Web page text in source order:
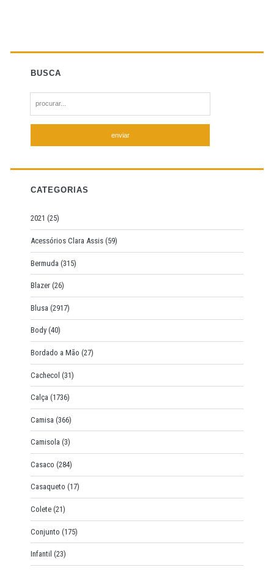
BUSCA
e
h
f
r
:
CATEGORIAS
2021 (25)
Acessórios Clara Assis (59)
Bermuda (315)
Blazer (26)
Blusa (2917)
Body (40)
Bordado a Mão (27)
Cachecol (31)
Calça (1736)
Camisa (366)
Camisola (3)
Casaco (284)
Casaqueto (17)
Colete (21)
Conjunto (175)
Infantil (23)